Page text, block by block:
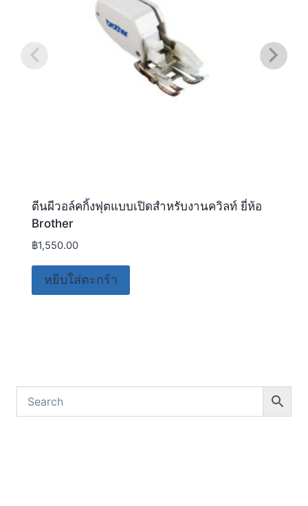
ตีนผีวอล์คกิ้งฟุตแบบเปิดสำหรับงานควิลท์ ยี่ห้อ
Brother
฿1,550.00
หยิบใส่ตะกร้า